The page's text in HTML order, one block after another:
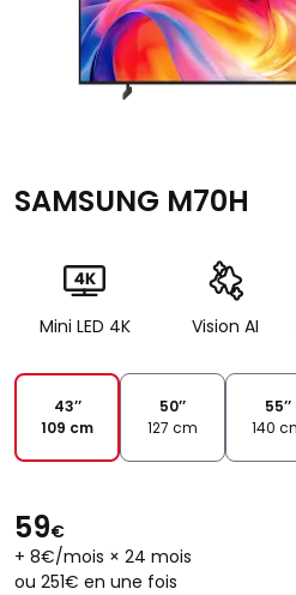
SAMSUNG M70H
Mini LED 4K Vision AI
43’’
109 cm
50’’
127 cm
55’’
140
59€
+ 8€/mois × 24 mois
ou 251€ en une fois